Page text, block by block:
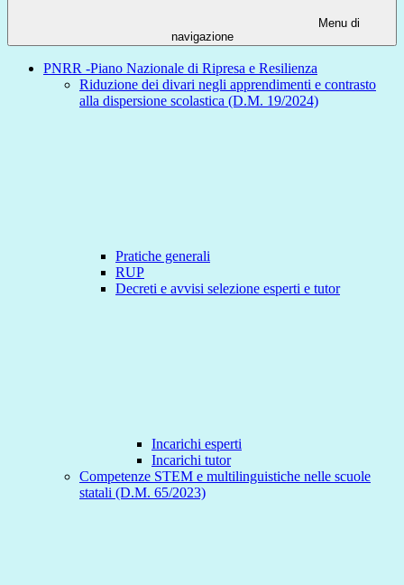
Menu di
navigazione
PNRR -Piano Nazionale di Ripresa e Resilienza
Riduzione dei divari negli apprendimenti e contrasto
alla dispersione scolastica (D.M. 19/2024)
Pratiche generali
RUP
Decreti e avvisi selezione esperti e tutor
Incarichi esperti
Incarichi tutor
Competenze STEM e multilinguistiche nelle scuole
statali (D.M. 65/2023)